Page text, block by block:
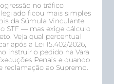
no tráfico
ficou mais simples
da Súmula Vinculante
STF — mas exige cálculo
Veja qual percentual
após a Lei 15.402/2026,
instruir o pedido na Vara
Penais e quando
reclamação ao Supremo.